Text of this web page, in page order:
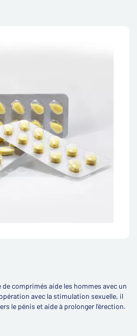
comprimés aide les hommes avec un
avec la stimulation sexuelle, il
le pénis et aide à prolonger l’érection.